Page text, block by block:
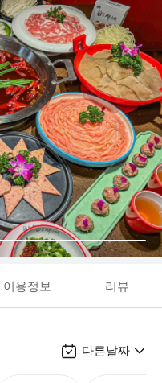
이용정보 리뷰
다른날짜